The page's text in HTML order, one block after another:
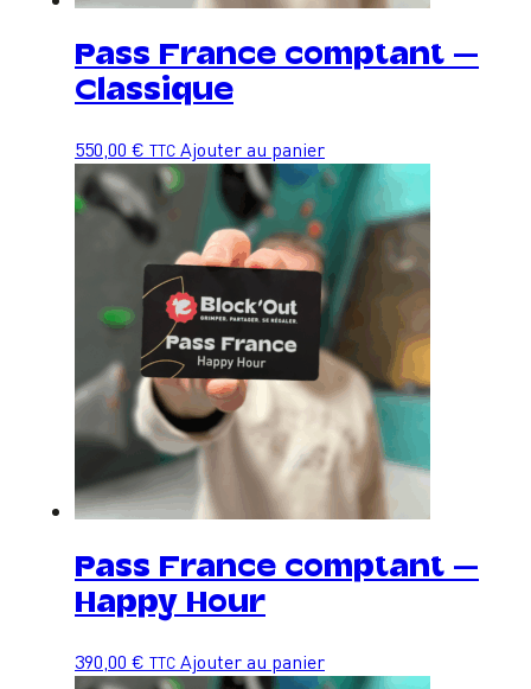
Pass France comptant –
Classique
550,00 € TTC Ajouter au panier
Pass France comptant –
Happy Hour
390,00 € TTC Ajouter au panier